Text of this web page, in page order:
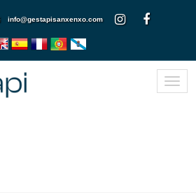
info@gestapisanxenxo.com